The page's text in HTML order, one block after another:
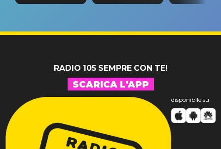
tappa
riconferma
fino alla
RADIO 105 SEMPRE CON TE!
SCARICA L'APP
disponibile su